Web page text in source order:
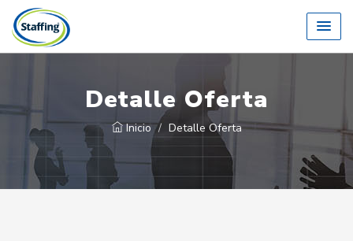
Detalle Oferta
Inicio Detalle Oferta